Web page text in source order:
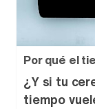
Por qué el
¿Y si tu
tiempo